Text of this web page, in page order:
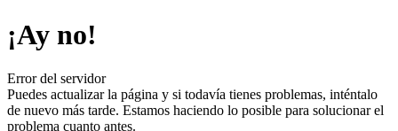
¡Ay no!
Error del servidor
Puedes actualizar la página y si todavía tienes problemas, inténtalo
de nuevo más tarde. Estamos haciendo lo posible para solucionar el
problema cuanto antes.